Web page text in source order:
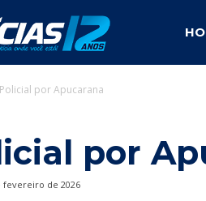
Cambira
por Apucarana
por
fevereiro de 2026